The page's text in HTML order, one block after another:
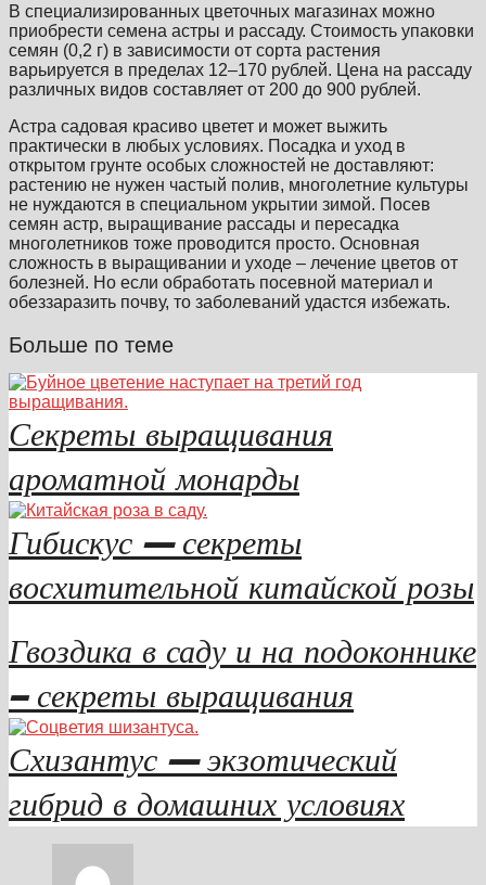
В специализированных цветочных магазинах можно
приобрести семена астры и рассаду. Стоимость упаковки
семян (0,2 г) в зависимости от сорта растения
варьируется в пределах 12–170 рублей. Цена на рассаду
различных видов составляет от 200 до 900 рублей.
Астра садовая красиво цветет и может выжить
практически в любых условиях. Посадка и уход в
открытом грунте особых сложностей не доставляют:
растению не нужен частый полив, многолетние культуры
не нуждаются в специальном укрытии зимой. Посев
семян астр, выращивание рассады и пересадка
многолетников тоже проводится просто. Основная
сложность в выращивании и уходе – лечение цветов от
болезней. Но если обработать посевной материал и
обеззаразить почву, то заболеваний удастся избежать.
Больше по теме
Секреты выращивания
ароматной монарды
Гибискус — секреты
восхитительной китайской розы
Гвоздика в саду и на подоконнике
– секреты выращивания
Схизантус — экзотический
гибрид в домашних условиях